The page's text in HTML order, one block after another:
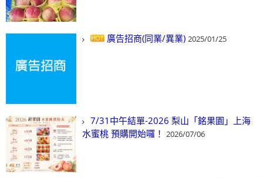
廣告招商(同業/異業) 2025/01/25
7/31中午結單-2026 梨山「銘果園」上海
水蜜桃 預購開始囉！ 2026/07/06